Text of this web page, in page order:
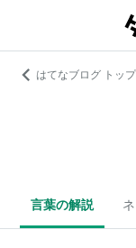
はてなブログ トップ
言葉の解説